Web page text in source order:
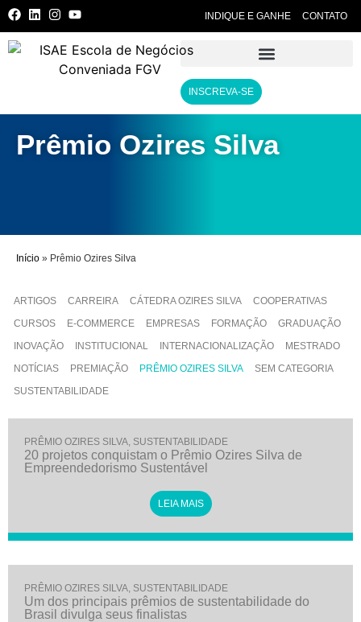
INDIQUE E GANHE CONTATO
INSCREVA-SE
Prêmio Ozires Silva
Início » Prêmio Ozires Silva
ARTIGOS CARREIRA CÁTEDRA OZIRES SILVA
COOPERATIVAS
CURSOS
E-COMMERCE EMPRESAS FORMAÇÃO
GRADUAÇÃO
INOVAÇÃO
INSTITUCIONAL INTERNACIONALIZAÇÃO
MESTRADO
NOTÍCIAS
PREMIAÇÃO PRÊMIO OZIRES SILVA
SEM CATEGORIA
SUSTENTABILIDADE
PRÊMIO OZIRES SILVA, SUSTENTABILIDADE
20 projetos conquistam o Prêmio Ozires Silva de
Empreendedorismo Sustentável
LEIA MAIS
PRÊMIO OZIRES SILVA, SUSTENTABILIDADE
Um dos principais prêmios de sustentabilidade do
Brasil divulga seus finalistas